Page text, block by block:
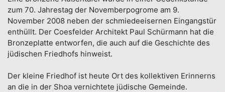
zum 70. Jahres­tag der November­pogrome am 9.
November 2008 neben der schmiede­eisernen Eingangs­tür
ent­hüllt. Der Coes­fel­der Architekt Paul Schürm­ann hat die
Bronze­platte entworfen, die auch auf die Ge­schichte des
jü­dischen Fried­hofs hin­weist.
Der klei­ne Fried­hof ist heute Ort des kollek­tiven Erinnerns
an die in der Shoa ver­nichtete jü­dische Gemein­de.